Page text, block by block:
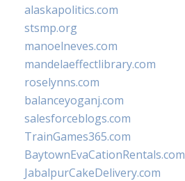
alaskapolitics.com
stsmp.org
manoelneves.com
mandelaeffectlibrary.com
roselynns.com
balanceyoganj.com
salesforceblogs.com
TrainGames365.com
BaytownEvaCationRentals.com
JabalpurCakeDelivery.com